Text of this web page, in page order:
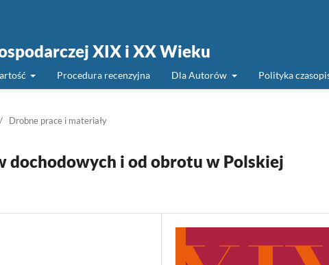
XIX i XX Wieku
Procedura recenzyjna Dla Autorów Polityka
/ Drobne prace i materiały
i od obrotu w Polskiej